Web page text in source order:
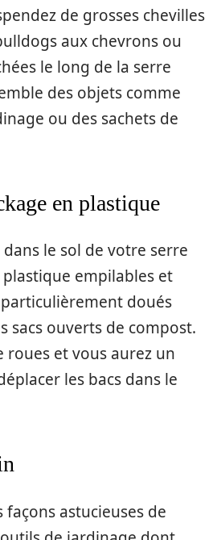
de grosses chevilles
aux chevrons ou
le long de la serre
des objets comme
ou des sachets de
en plastique
dans le sol de votre serre
plastique empilables et
doués
sacs ouverts de compost.
roues et vous aurez un
les bacs dans le
astucieuses de